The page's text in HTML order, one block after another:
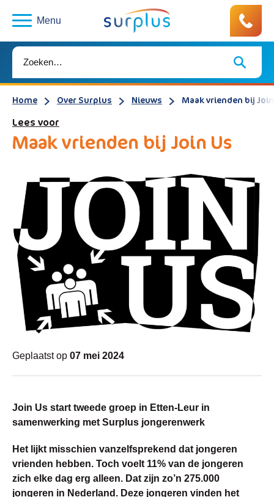
Menu
Home Over Surplus Nieuws Maak vrienden bij
Lees voor
Maak vrienden bij Join Us
Geplaatst op 07 mei 2024
Join Us start tweede groep in Etten-Leur in
samenwerking met Surplus jongerenwerk
Het lijkt misschien vanzelfsprekend dat jongeren
vrienden hebben. Toch voelt 11% van de jongeren
zich elke dag erg alleen. Dat zijn zo’n 275.000
jongeren in Nederland. Deze jongeren vinden het